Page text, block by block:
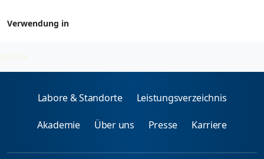
Verwendung in
2026-08-08
Labore & Standorte Leistungsverzeichnis
Akademie Über uns Presse Karriere